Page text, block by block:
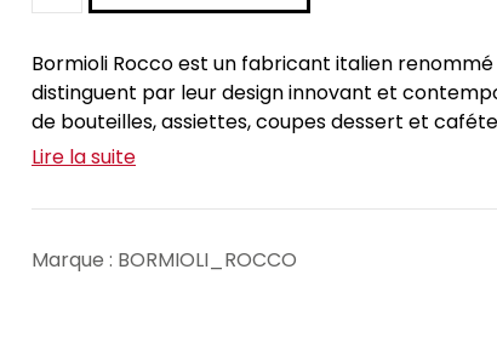
Bormioli Rocco est un fabricant italien
distinguent par leur design innovant et
de bouteilles, assiettes, coupes dessert et
Lire la suite
Marque : BORMIOLI_ROCCO